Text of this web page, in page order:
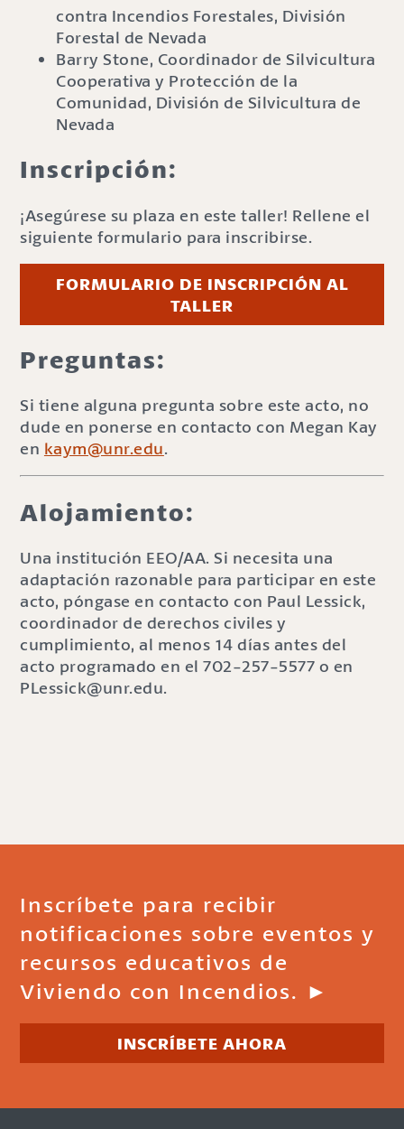
contra Incendios Forestales, División
Forestal de Nevada
Barry Stone, Coordinador de Silvicultura
Cooperativa y Protección de la
Comunidad, División de Silvicultura de
Nevada
Inscripción:
¡Asegúrese su plaza en este taller! Rellene el
siguiente formulario para inscribirse.
FORMULARIO DE INSCRIPCIÓN AL
TALLER
Preguntas:
Si tiene alguna pregunta sobre este acto, no
dude en ponerse en contacto con Megan Kay
en kaym@unr.edu.
Alojamiento:
Una institución EEO/AA. Si necesita una
adaptación razonable para participar en este
acto, póngase en contacto con Paul Lessick,
coordinador de derechos civiles y
cumplimiento, al menos 14 días antes del
acto programado en el 702-257-5577 o en
PLessick@unr.edu.
Inscríbete para recibir
notificaciones sobre eventos y
recursos educativos de
Viviendo con Incendios. ►
INSCRÍBETE AHORA